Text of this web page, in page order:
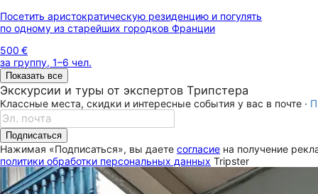
Посетить аристократическую резиденцию и погулять
по одному из старейших городков Франции
500 €
за группу, 1–6 чел.
Показать все
Экскурсии и туры от экспертов Трипстера
Классные места, скидки и интересные события у вас в почте ·
Подписаться
Нажимая «Подписаться», вы даете согласие на получение
политики обработки персональных данных Tripster